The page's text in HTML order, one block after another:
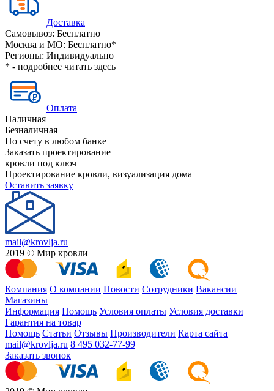
Доставка
Самовывоз: Бесплатно
Москва и МО: Бесплатно*
Регионы: Индивидуально
* - подробнее читать здесь
Оплата
Наличная
Безналичная
По счету в любом банке
Заказать проектирование
кровли под ключ
Проектирование кровли, визуализация дома
Оставить заявку
mail@krovlja.ru
2019 © Мир кровли
Компания О компании Новости Сотрудники Вакансии
Магазины
Информация Помощь Условия оплаты Условия доставки
Гарантия на товар
Помощь Статьи Отзывы Производители Карта сайта
mail@krovlja.ru 8 495 032-77-99
Заказать звонок